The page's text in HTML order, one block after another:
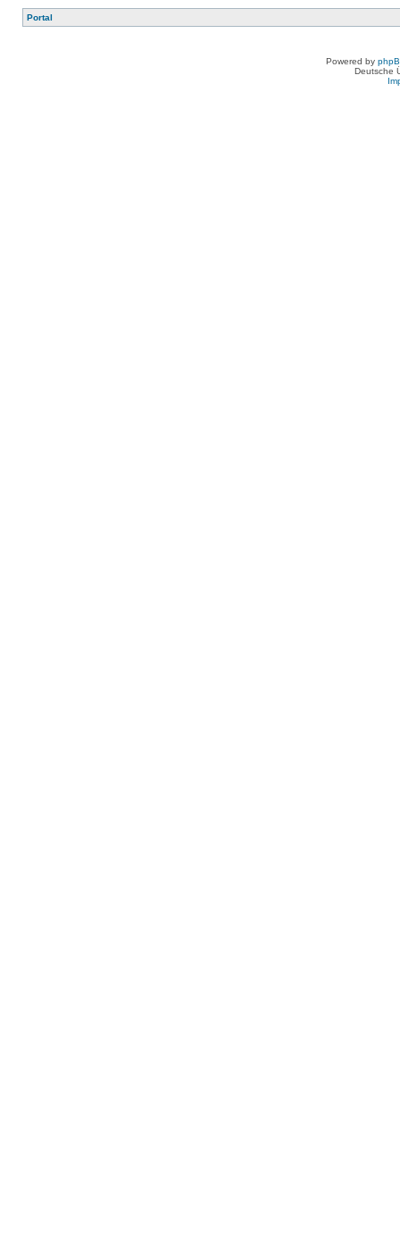
Portal
Powered by
Deutsche